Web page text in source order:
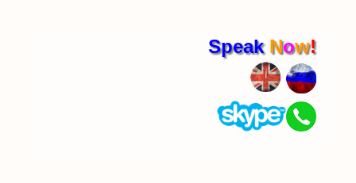
Speak Now!